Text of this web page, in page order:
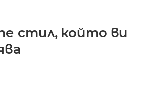
стил, който ви